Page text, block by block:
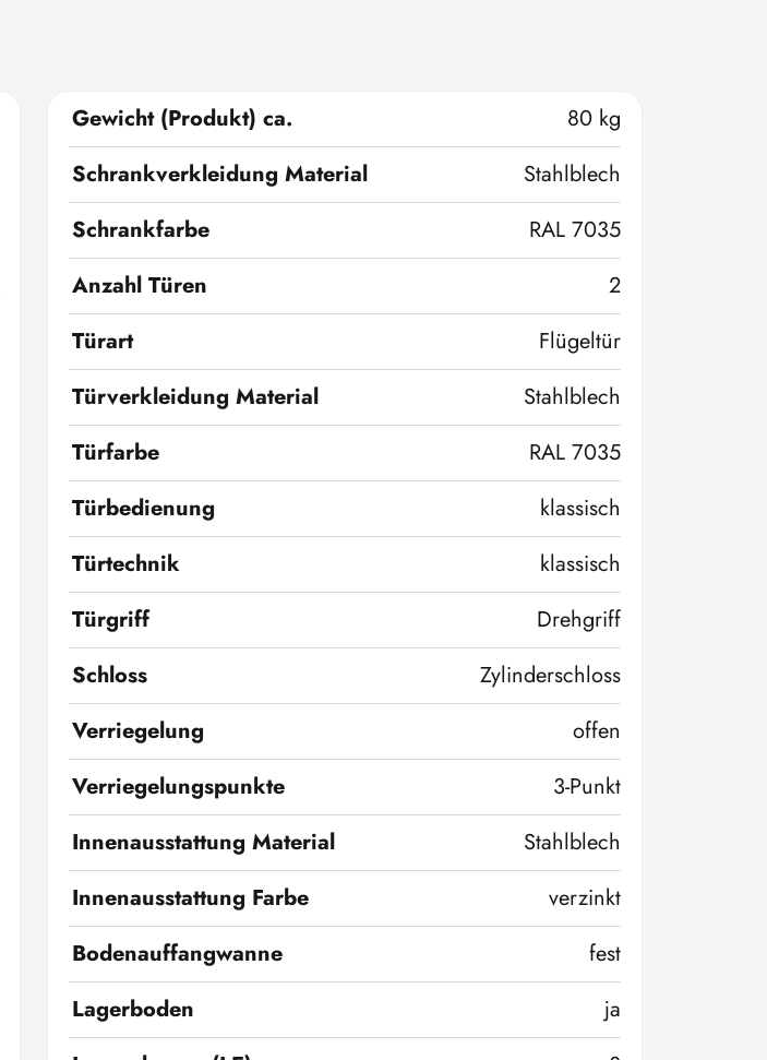
Gewicht (Produkt) ca.
80 kg
Schrankverkleidung Material
Stahlblech
Schrankfarbe
RAL 7035
Anzahl Türen
2
Türart
Flügeltür
Türverkleidung Material
Stahlblech
Türfarbe
RAL 7035
Türbedienung
klassisch
Türtechnik
klassisch
Türgriff
Drehgriff
Schloss
Zylinderschloss
Verriegelung
offen
Verriegelungspunkte
3-Punkt
Innenausstattung Material
Stahlblech
Innenausstattung Farbe
verzinkt
Bodenauffangwanne
fest
Lagerboden
ja